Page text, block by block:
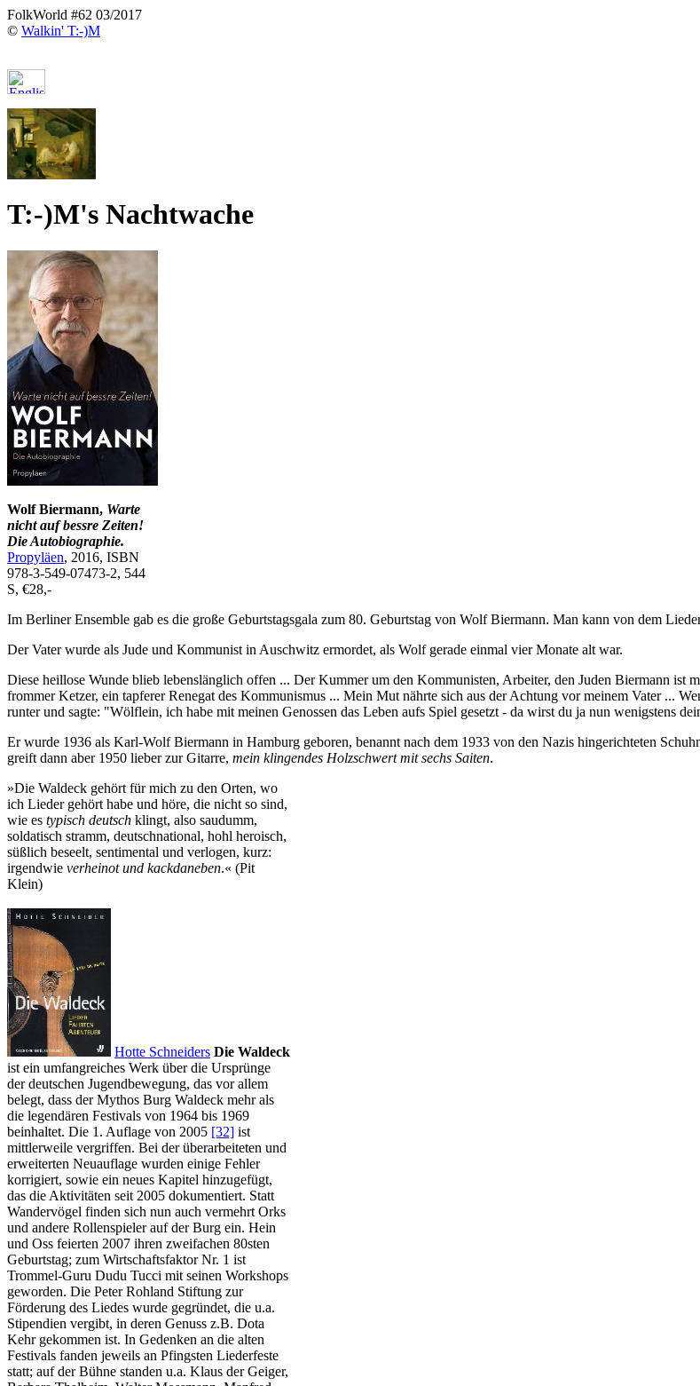
FolkWorld #62 03/2017
© Walkin' T:-)M
T:-)M's Nachtwache
Wolf Biermann, Warte
nicht auf bessre Zeiten!
Die Autobiographie.
Propyläen, 2016, ISBN
978-3-549-07473-2, 544
S, €28,-
Im Berliner Ensemble gab es die große Geburtstagsgala zum 80. Geburtstag von Wolf Biermann. Man kann von dem
Der Vater wurde als Jude und Kommunist in Auschwitz ermordet, als Wolf gerade einmal vier Monate alt war.
Diese heillose Wunde blieb lebenslänglich offen ... Der Kummer um den Kommunisten, Arbeiter, den Juden Biermann
frommer Ketzer, ein tapferer Renegat des Kommunismus ... Mein Mut nährte sich aus der Achtung vor meinem Vater ...
runter und sagte: "Wölflein, ich habe mit meinen Genossen das Leben aufs Spiel gesetzt - da wirst du ja nun wenigstens
Er wurde 1936 als Karl-Wolf Biermann in Hamburg geboren, benannt nach dem 1933 von den Nazis hingerichteten
greift dann aber 1950 lieber zur Gitarre, mein klingendes Holzschwert mit sechs Saiten.
»Die Waldeck gehört für mich zu den Orten, wo
ich Lieder gehört habe und höre, die nicht so sind,
wie es typisch deutsch klingt, also saudumm,
soldatisch stramm, deutschnational, hohl heroisch,
süßlich beseelt, sentimental und verlogen, kurz:
irgendwie verheinot und kackdaneben.« (Pit
Klein)
Hotte Schneiders Die Waldeck
ist ein umfangreiches Werk über die Ursprünge
der deutschen Jugendbewegung, das vor allem
belegt, dass der Mythos Burg Waldeck mehr als
die legendären Festivals von 1964 bis 1969
beinhaltet. Die 1. Auflage von 2005 [32] ist
mittlerweile vergriffen. Bei der überarbeiteten und
erweiterten Neuauflage wurden einige Fehler
korrigiert, sowie ein neues Kapitel hinzugefügt,
das die Aktivitäten seit 2005 dokumentiert. Statt
Wandervögel finden sich nun auch vermehrt Orks
und andere Rollenspieler auf der Burg ein. Hein
und Oss feierten 2007 ihren zweifachen 80sten
Geburtstag; zum Wirtschaftsfaktor Nr. 1 ist
Trommel-Guru Dudu Tucci mit seinen Workshops
geworden. Die Peter Rohland Stiftung zur
Förderung des Liedes wurde gegründet, die u.a.
Stipendien vergibt, in deren Genuss z.B. Dota
Kehr gekommen ist. In Gedenken an die alten
Festivals fanden jeweils an Pfingsten Liederfeste
statt; auf der Bühne standen u.a. Klaus der Geiger,